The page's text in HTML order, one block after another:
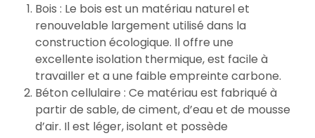
Bois : Le bois est un matériau naturel et
renouvelable largement utilisé dans la
construction écologique. Il offre une
excellente isolation thermique, est facile à
travailler et a une faible empreinte carbone.
Béton cellulaire : Ce matériau est fabriqué à
partir de sable, de ciment, d’eau et de mousse
d’air. Il est léger, isolant et possède